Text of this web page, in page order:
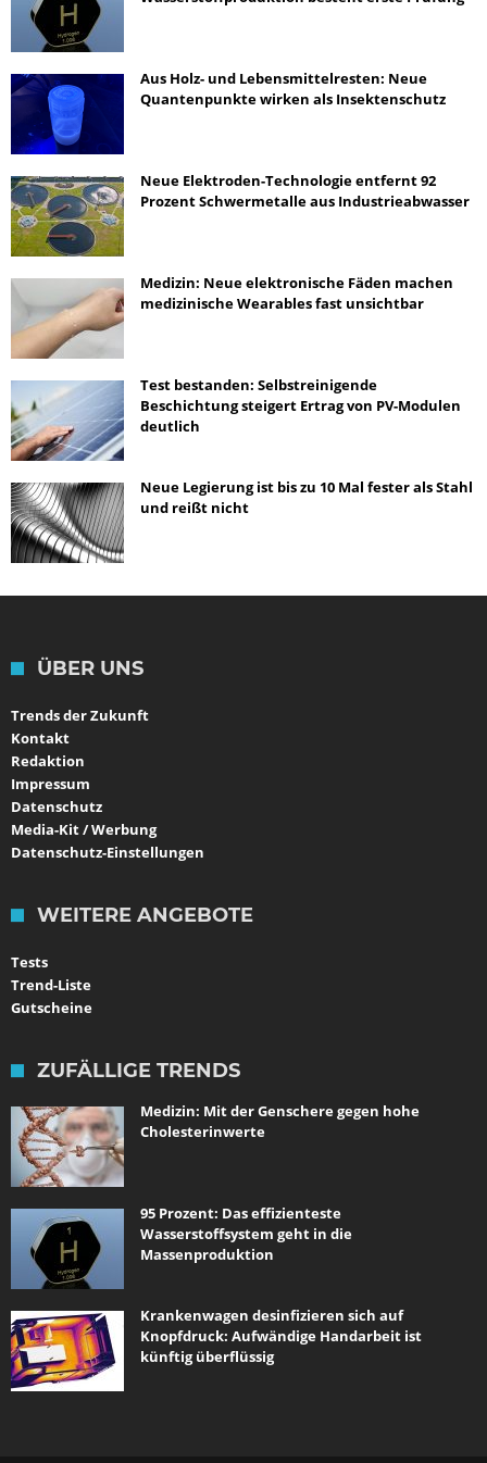
Aus Holz- und Lebensmittelresten: Neue
Quantenpunkte wirken als Insektenschutz
Neue Elektroden-Technologie entfernt 92
Prozent Schwermetalle aus Industrieabwasser
Medizin: Neue elektronische Fäden machen
medizinische Wearables fast unsichtbar
Test bestanden: Selbstreinigende
Beschichtung steigert Ertrag von PV-Modulen
deutlich
Neue Legierung ist bis zu 10 Mal fester als Stahl
und reißt nicht
ÜBER UNS
Trends der Zukunft
Kontakt
Redaktion
Impressum
Datenschutz
Media-Kit / Werbung
Datenschutz-Einstellungen
WEITERE ANGEBOTE
Tests
Trend-Liste
Gutscheine
ZUFÄLLIGE TRENDS
Medizin: Mit der Genschere gegen hohe
Cholesterinwerte
95 Prozent: Das effizienteste
Wasserstoffsystem geht in die
Massenproduktion
Krankenwagen desinfizieren sich auf
Knopfdruck: Aufwändige Handarbeit ist
künftig überflüssig